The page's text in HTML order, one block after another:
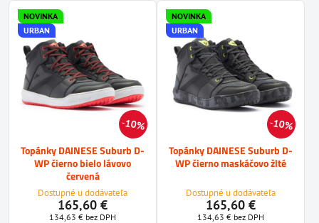
10%
NOVINKA
URBAN
Topánky DAINESE Suburb D-
WP čierno bielo lávovo
červená
Dostupné u dodávateľa
165,60 €
134,63 € bez DPH
10%
NOVINKA
URBAN
Topánky DAINESE Suburb D-
WP čierno maskáčovo žlté
Dostupné u dodávateľa
165,60 €
134,63 € bez DPH